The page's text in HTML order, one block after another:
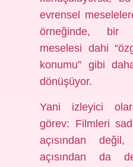
evrensel
örneğinde, bir
meselesi dahi
konumu” gibi
dönüşüyor.
Yani izleyici
görev: Filmleri
açısından
açısından da